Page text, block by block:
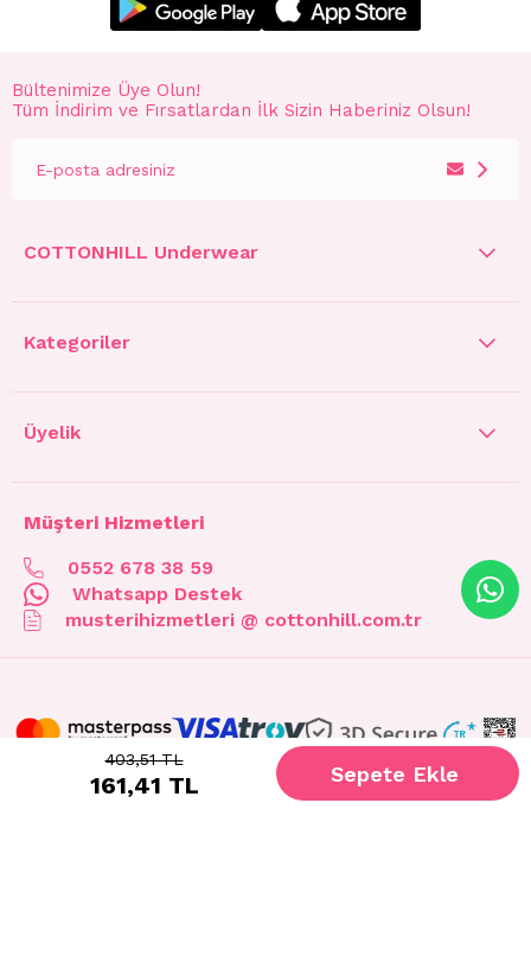
Bültenimize Üye Olun!
Tüm İndirim ve Fırsatlardan İlk Sizin Haberiniz Olsun!
COTTONHILL Underwear
Kategoriler
Üyelik
Müşteri Hizmetleri
0552 678 38 59
Whatsapp Destek
musterihizmetleri @ cottonhill.com.tr
403,51 TL
161,41 TL